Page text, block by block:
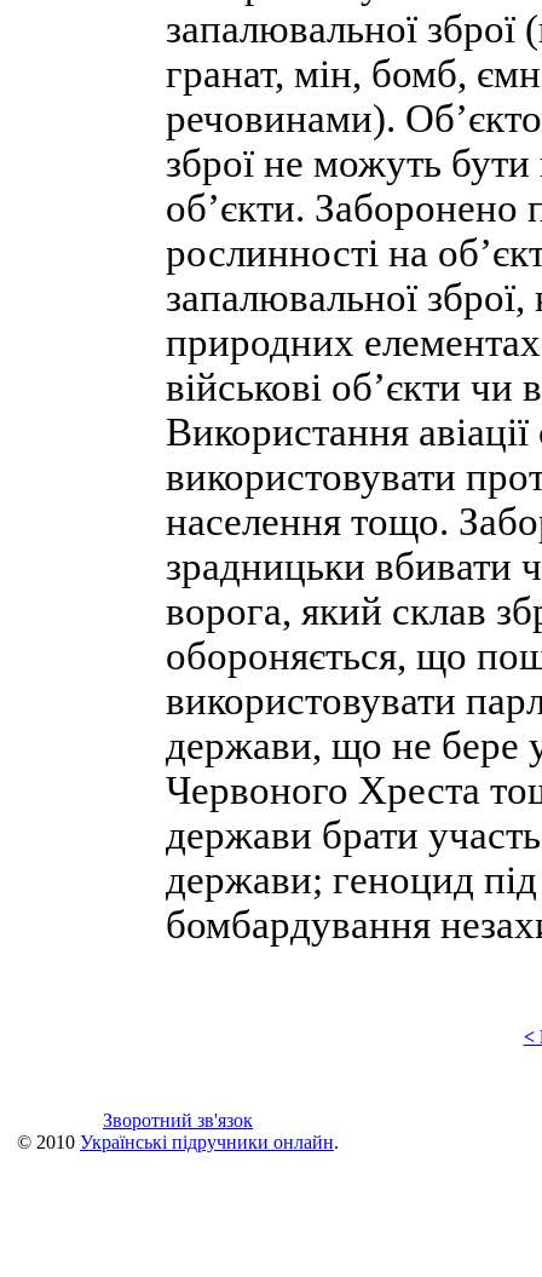
запалювальної зброї
гранат, мін, бомб,
речовинами).
зброї не можуть бути
об’єкти. Заборонено
рослинності на
запалювальної
природних
військові об’єкти чи
Використання
використовувати
населення тощо.
зрадницьки вбивати
ворога, який склав
обороняється, що
використовувати
держави, що не бере
Червоного Хреста
держави брати
держави; геноцид під
бомбардування
<
Зворотний зв'язок
© 2010 Українські підручники онлайн.